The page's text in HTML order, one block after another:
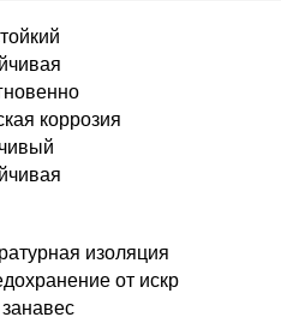
коррозия
изоляция
от искр